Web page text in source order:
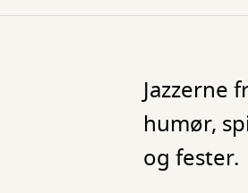
Jazzerne
humør,
og fester.